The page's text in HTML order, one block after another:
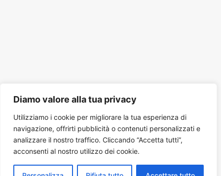
Diamo valore alla tua privacy
Utilizziamo i cookie per migliorare la tua esperienza di
navigazione, offrirti pubblicità o contenuti personalizzati e
analizzare il nostro traffico. Cliccando “Accetta tutti”,
acconsenti al nostro utilizzo dei cookie.